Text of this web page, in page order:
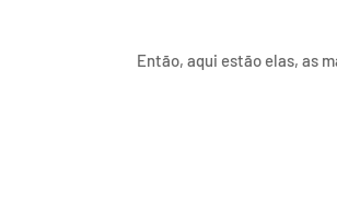
Então, aqui estão elas, as